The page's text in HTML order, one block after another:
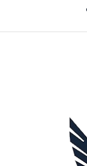
content